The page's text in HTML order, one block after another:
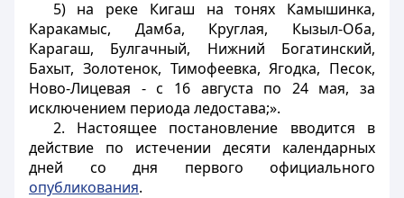
5) на реке Кигаш на тонях Камышинка,
Каракамыс, Дамба, Круглая, Кызыл-Оба,
Карагаш, Булгачный, Нижний Богатинский,
Бахыт, Золотенок, Тимофеевка, Ягодка, Песок,
Ново-Лицевая - с 16 августа по 24 мая, за
исключением периода ледостава;».
2. Настоящее постановление вводится в
действие по истечении десяти календарных
дней со дня первого официального
опубликования.